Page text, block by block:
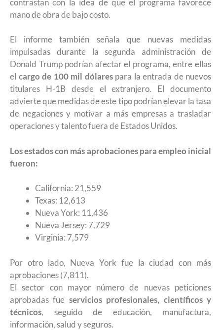
contrastan con la idea de que el programa favorece
mano de obra de bajo costo.
El informe también señala que nuevas medidas
impulsadas durante la segunda administración de
Donald Trump podrían afectar el programa, entre ellas
el cargo de 100 mil dólarespara la entrada de nuevos
titulares H-1B desde el extranjero. El documento
advierte que medidas de este tipo podrían elevar la tasa
de negaciones y motivar a más empresas a trasladar
operaciones y talento fuera de Estados Unidos.
Los estados con más aprobaciones para empleo inicial
fueron:
California: 21,559
Texas: 12,613
Nueva York: 11,436
Nueva Jersey: 7,729
Virginia: 7,579
Por otro lado, Nueva York fue la ciudad con más
aprobaciones (7,811).
El sector con mayor número de nuevas peticiones
aprobadas fue servicios profesionales, científicos y
técnicos, seguido de educación, manufactura,
información, salud y seguros.